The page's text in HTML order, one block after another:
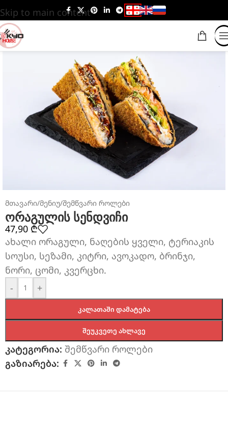
Skip to main content
მთავარი/მენიუ/შემწვარი როლები
ორაგულის სენდვიჩი
47,90 ₾
ახალი ორაგული, ნაღების ყველი, ტერიაკის
სოუსი, სეზამი, კიტრი, ავოკადო, ბრინჯი,
ნორი, ცომი, კვერცხი.
-
+
ᲙᲐᲚᲐᲗᲐᲨᲘ ᲓᲐᲛᲐᲢᲔᲑᲐ
ᲨᲔᲣᲙᲕᲔᲗᲔ ᲐᲮᲚᲐᲕᲔ
კატეგორია: შემწვარი როლები
გაზიარება: